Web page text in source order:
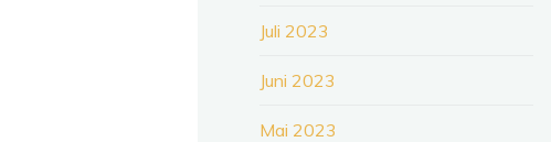
Juli 2023
Juni 2023
Mai 2023